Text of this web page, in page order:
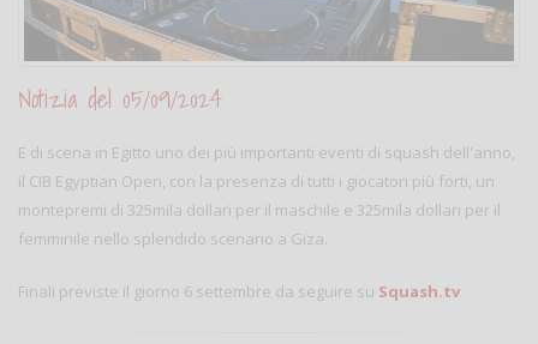
Notizia del 05/09/2024
E di scena in Egitto uno dei più importanti eventi di squash dell'anno,
il CIB Egyptian Open, con la presenza di tutti i giocatori più forti, un
montepremi di 325mila dollari per il maschile e 325mila dollari per il
femminile nello splendido scenario a Giza.
Finali previste il giorno 6 settembre da seguire su Squash.tv